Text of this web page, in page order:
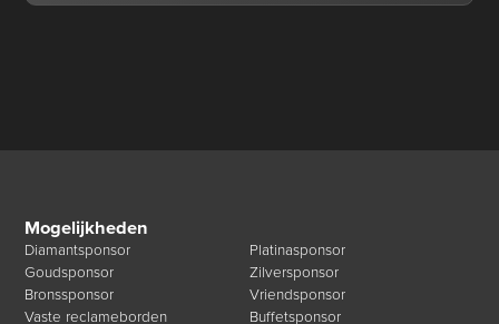
Mogelijkheden
Diamantsponsor
Platinasponsor
Goudsponsor
Zilversponsor
Bronssponsor
Vriendsponsor
Vaste reclameborden
Buffetsponsor